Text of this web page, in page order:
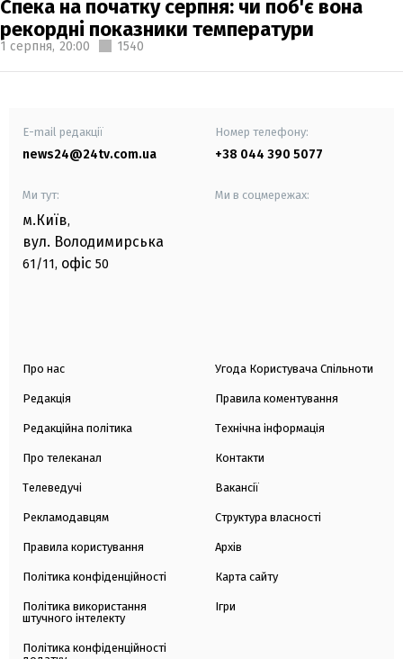
Спека на початку серпня: чи поб'є вона
рекордні показники температури
1 серпня, 20:00 1540
E-mail редакції
news24@24tv.com.ua
Номер телефону:
+38 044 390 5077
Ми тут:
м.Київ,
вул. Володимирська
61/11, офіс 50
Ми в соцмережах:
Про нас
Редакція
Редакційна політика
Про телеканал
Телеведучі
Рекламодавцям
Правила користування
Політика конфіденційності
Політика використання
штучного інтелекту
Політика конфіденційності
Угода Користувача Спільноти
Правила коментування
Технічна інформація
Контакти
Вакансії
Структура власності
Архів
Карта сайту
Ігри